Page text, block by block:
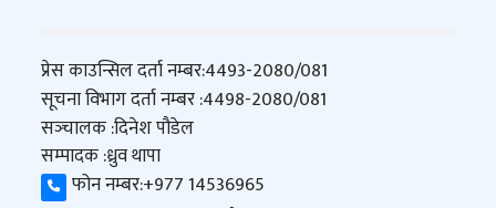
प्रेस काउन्सिल दर्ता नम्बर:4493-2080/081
सूचना विभाग दर्ता नम्बर :4498-2080/081
सञ्‍चालक :दिनेश पौडेल
सम्पादक :ध्रुव थापा
फोन नम्बर:+977 14536965